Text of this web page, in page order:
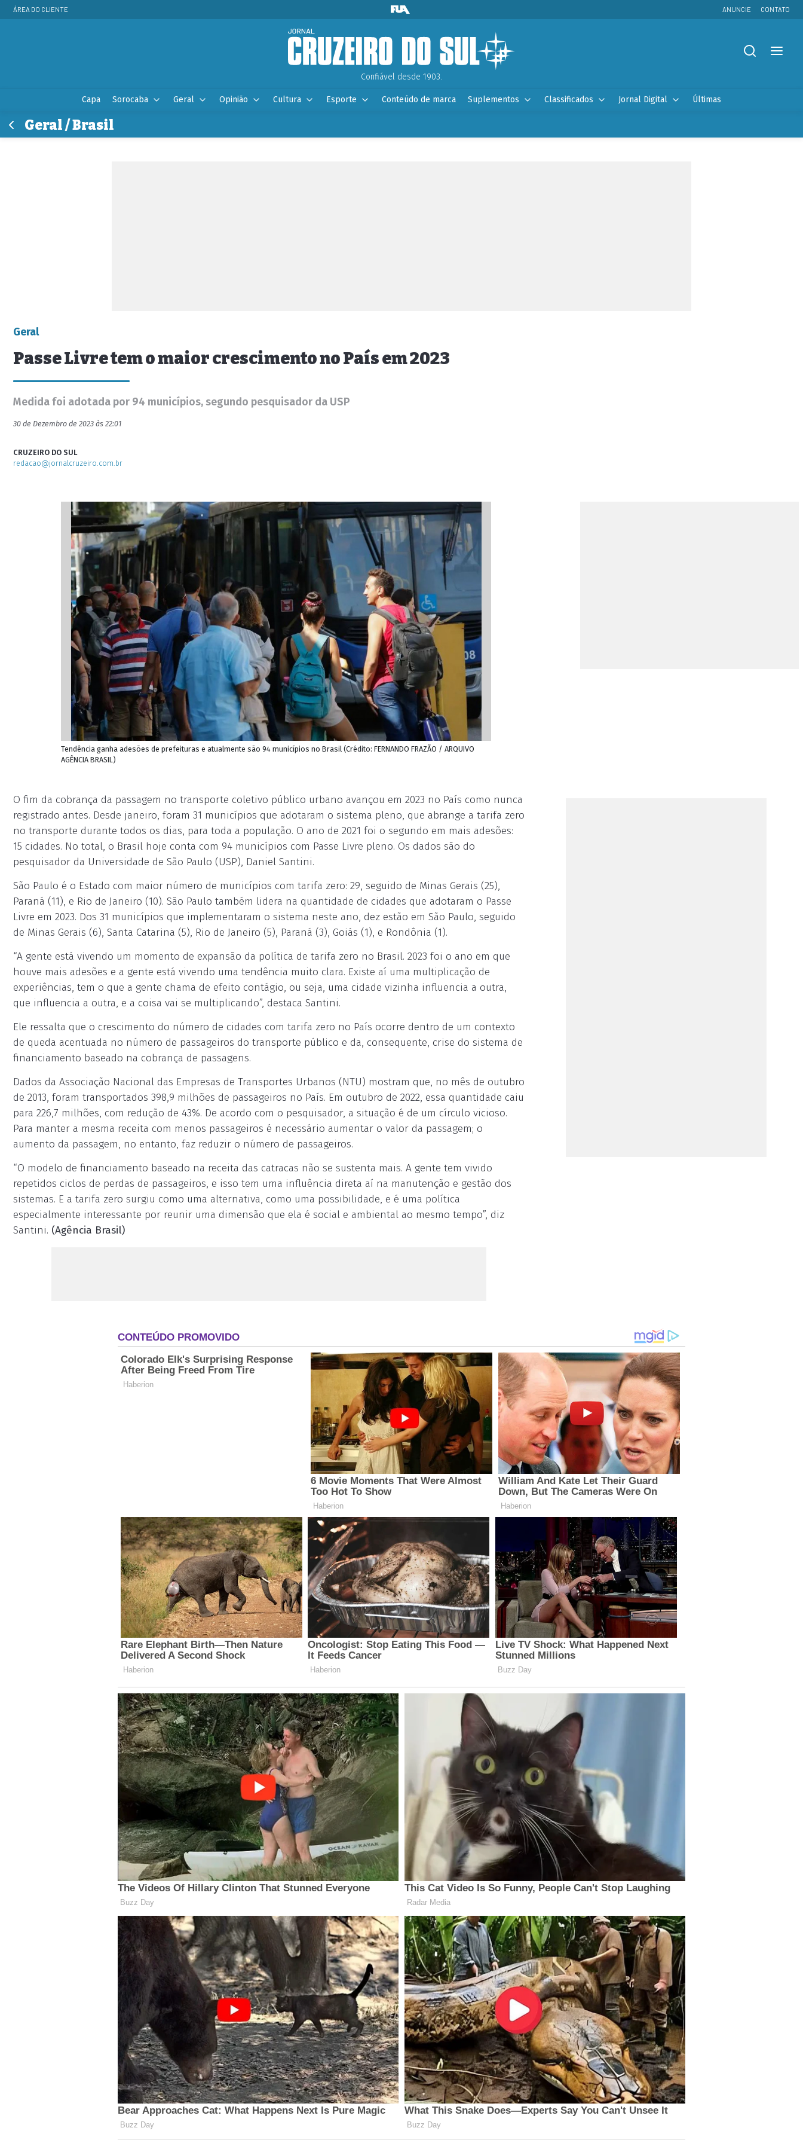
ÁREA DO CLIENTE ANUNCIE CONTATO
Confiável desde 1903.
Capa Sorocaba Geral Opinião Cultura Esporte Conteúdo de marca Suplementos Classificados Jornal Digital Últimas
Geral / Brasil
Geral
Passe Livre tem o maior crescimento no País em 2023
Medida foi adotada por 94 municípios, segundo pesquisador da USP
30 de Dezembro de 2023 às 22:01
CRUZEIRO DO SUL
redacao@jornalcruzeiro.com.br
Tendência ganha adesões de prefeituras e atualmente são 94 municípios no Brasil (Crédito: FERNANDO FRAZÃO / ARQUIVO
AGÊNCIA BRASIL)
O fim da cobrança da passagem no transporte coletivo público urbano avançou em 2023 no País como nunca
registrado antes. Desde janeiro, foram 31 municípios que adotaram o sistema pleno, que abrange a tarifa zero
no transporte durante todos os dias, para toda a população. O ano de 2021 foi o segundo em mais adesões:
15 cidades. No total, o Brasil hoje conta com 94 municípios com Passe Livre pleno. Os dados são do
pesquisador da Universidade de São Paulo (USP), Daniel Santini.
São Paulo é o Estado com maior número de municípios com tarifa zero: 29, seguido de Minas Gerais (25),
Paraná (11), e Rio de Janeiro (10). São Paulo também lidera na quantidade de cidades que adotaram o Passe
Livre em 2023. Dos 31 municípios que implementaram o sistema neste ano, dez estão em São Paulo, seguido
de Minas Gerais (6), Santa Catarina (5), Rio de Janeiro (5), Paraná (3), Goiás (1), e Rondônia (1).
“A gente está vivendo um momento de expansão da política de tarifa zero no Brasil. 2023 foi o ano em que
houve mais adesões e a gente está vivendo uma tendência muito clara. Existe aí uma multiplicação de
experiências, tem o que a gente chama de efeito contágio, ou seja, uma cidade vizinha influencia a outra,
que influencia a outra, e a coisa vai se multiplicando”, destaca Santini.
Ele ressalta que o crescimento do número de cidades com tarifa zero no País ocorre dentro de um contexto
de queda acentuada no número de passageiros do transporte público e da, consequente, crise do sistema de
financiamento baseado na cobrança de passagens.
Dados da Associação Nacional das Empresas de Transportes Urbanos (NTU) mostram que, no mês de outubro
de 2013, foram transportados 398,9 milhões de passageiros no País. Em outubro de 2022, essa quantidade caiu
para 226,7 milhões, com redução de 43%. De acordo com o pesquisador, a situação é de um círculo vicioso.
Para manter a mesma receita com menos passageiros é necessário aumentar o valor da passagem; o
aumento da passagem, no entanto, faz reduzir o número de passageiros.
“O modelo de financiamento baseado na receita das catracas não se sustenta mais. A gente tem vivido
repetidos ciclos de perdas de passageiros, e isso tem uma influência direta aí na manutenção e gestão dos
sistemas. E a tarifa zero surgiu como uma alternativa, como uma possibilidade, e é uma política
especialmente interessante por reunir uma dimensão que ela é social e ambiental ao mesmo tempo”, diz
Santini. (Agência Brasil)